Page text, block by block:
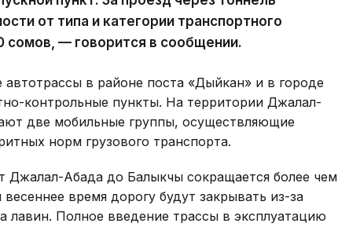
от типа и категории транспортного
сомов, — говорится в сообщении.
в районе поста «Дыйкан» и в городе
контрольные пункты. На территории Джалал-
две мобильные группы, осуществляющие
норм грузового транспорта.
Джалал-Абада до Балыкчы сокращается более чем
время дорогу будут закрывать из-за
лавин. Полное введение трассы в эксплуатацию